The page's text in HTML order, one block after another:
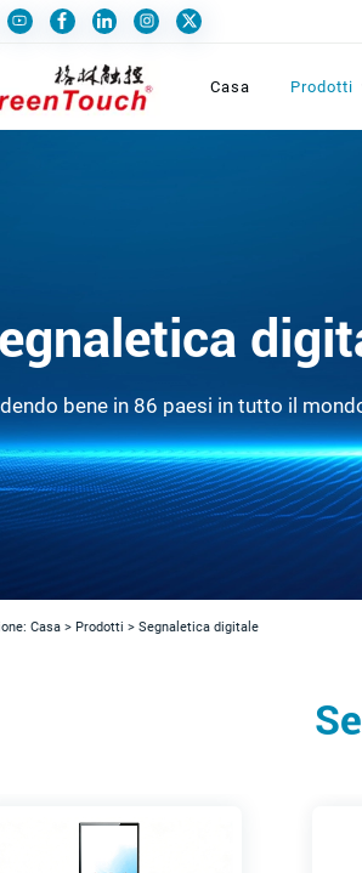
Casa Prodotti
bene in 86 paesi in tutto il
Casa> Prodotti >Segnaletica digitale